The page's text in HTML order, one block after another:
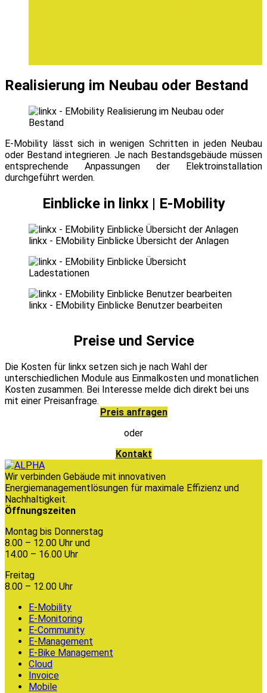
Realisierung im Neubau oder Bestand
E-Mobility lässt sich in wenigen Schritten in jeden Neubau
oder Bestand integrieren. Je nach Bestandsgebäude müssen
entsprechende Anpassungen der Elektroinstallation
durchgeführt werden.
Einblicke in linkx | E-Mobility
linkx - EMobility Einblicke Übersicht der Anlagen
linkx - EMobility Einblicke Benutzer bearbeiten
Preise und Service
Die Kosten für linkx setzen sich je nach Wahl der
unterschiedlichen Module aus Einmalkosten und monatlichen
Kosten zusammen. Bei Interesse melde dich direkt bei uns
mit einer Preisanfrage.
Preis anfragen
oder
Kontakt
Wir verbinden Gebäude mit innovativen
Energiemanagementlösungen für maximale Effizienz und
Nachhaltigkeit.
Öffnungszeiten
Montag bis Donnerstag
8.00 – 12.00 Uhr und
14.00 – 16.00 Uhr
Freitag
8.00 – 12.00 Uhr
E-Mobility
E-Monitoring
E-Community
E-Management
E-Bike Management
Cloud
Invoice
Mobile